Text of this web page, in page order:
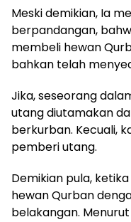
Meski demikian, Ia
berpandangan,
membeli hewan
bahkan telah
Jika, seseorang
utang diutamakan
berkurban. Kecuali,
pemberi utang.
Demikian pula,
hewan Qurban
belakangan.